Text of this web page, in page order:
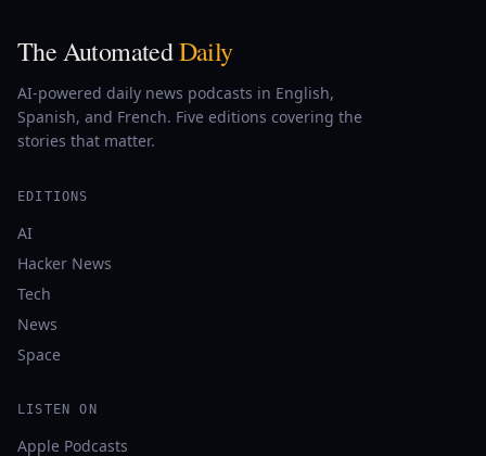
The AutomatedDaily
AI-powered daily news podcasts in English,
Spanish, and French. Five editions covering the
stories that matter.
EDITIONS
AI
Hacker News
Tech
News
Space
LISTEN ON
Apple Podcasts